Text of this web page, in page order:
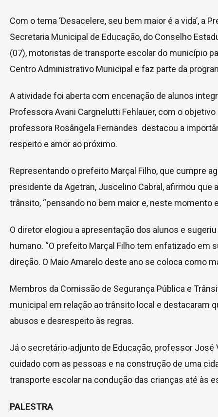
Com o tema ‘Desacelere, seu bem maior é a vida’,
Secretaria Municipal de Educação, do Conselho
(07), motoristas de transporte escolar do município
Centro Administrativo Municipal e faz parte da
A atividade foi aberta com encenação de alunos
Professora Avani Cargnelutti Fehlauer, com o
professora Rosângela Fernandes destacou a
respeito e amor ao próximo.
Representando o prefeito Marçal Filho, que cumpre
presidente da Agetran, Juscelino Cabral, afirmou
trânsito, “pensando no bem maior e, neste momento
O diretor elogiou a apresentação dos alunos e
humano. “O prefeito Marçal Filho tem enfatizado em
direção. O Maio Amarelo deste ano se coloca como
Membros da Comissão de Segurança Pública e
municipal em relação ao trânsito local e destacaram
abusos e desrespeito às regras.
Já o secretário-adjunto de Educação, professor
cuidado com as pessoas e na construção de uma
transporte escolar na condução das crianças até às
PALESTRA